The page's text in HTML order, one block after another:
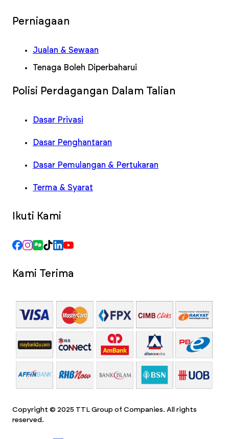
Perniagaan
Jualan & Sewaan
Tenaga Boleh Diperbaharui
Polisi Perdagangan Dalam Talian
Dasar Privasi
Dasar Penghantaran
Dasar Pemulangan & Pertukaran
Terma & Syarat
Ikuti Kami
Kami Terima
Copyright © 2025 TTL Group of Companies. All rights
reserved.